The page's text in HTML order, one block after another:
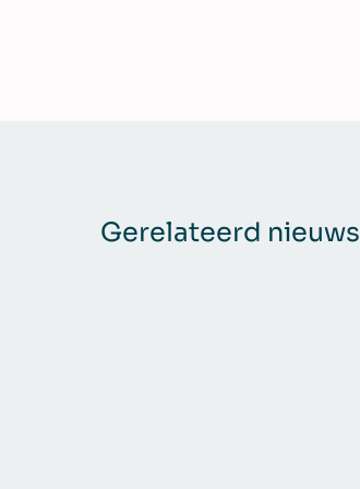
Gerelateerd nieuws